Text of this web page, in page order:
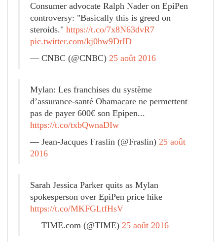
Consumer advocate Ralph Nader​ on EpiPen
controversy: "Basically this is greed on
steroids." https://t.co/7x8N63dvR7
pic.twitter.com/kj0hw9DrID
— CNBC (@CNBC) 25 août 2016
Mylan: Les franchises du système
d’assurance-santé Obamacare ne permettent
pas de payer 600€ son Epipen...
https://t.co/txbQwnaDIw
— Jean-Jacques Fraslin (@Fraslin) 25 août
2016
Sarah Jessica Parker quits as Mylan
spokesperson over EpiPen price hike
https://t.co/MKFGLtfHsV
— TIME.com (@TIME) 25 août 2016